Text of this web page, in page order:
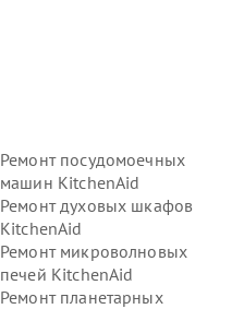
Ремонт посудомоечных
машин KitchenAid
Ремонт духовых шкафов
KitchenAid
Ремонт микроволновых
печей KitchenAid
Ремонт планетарных